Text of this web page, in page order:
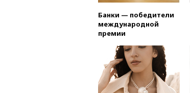
Банки — победители
международной
премии